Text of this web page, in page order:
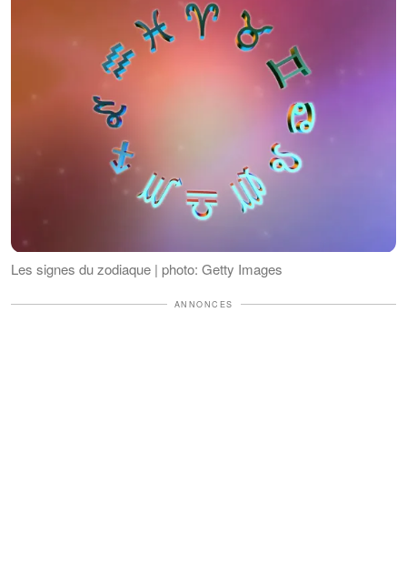
Les signes du zodiaque | photo: Getty Images
ANNONCES